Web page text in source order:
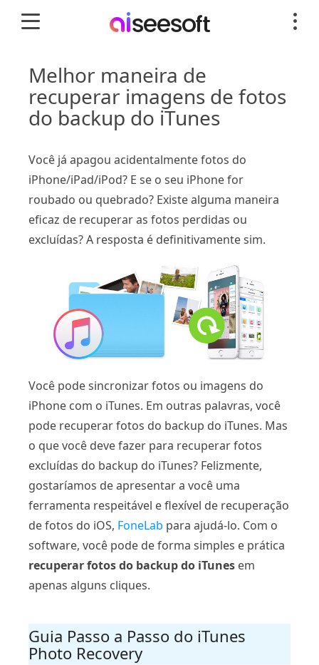
Melhor maneira de
recuperar imagens de fotos
do backup do iTunes
Você já apagou acidentalmente fotos do
iPhone/iPad/iPod? E se o seu iPhone for
roubado ou quebrado? Existe alguma maneira
eficaz de recuperar as fotos perdidas ou
excluídas? A resposta é definitivamente sim.
Você pode sincronizar fotos ou imagens do
iPhone com o iTunes. Em outras palavras, você
pode recuperar fotos do backup do iTunes. Mas
o que você deve fazer para recuperar fotos
excluídas do backup do iTunes? Felizmente,
gostaríamos de apresentar a você uma
ferramenta respeitável e flexível de recuperação
de fotos do iOS, FoneLab para ajudá-lo. Com o
software, você pode de forma simples e prática
recuperar fotos do backup do iTunes em
apenas alguns cliques.
Guia Passo a Passo do iTunes
Photo Recovery